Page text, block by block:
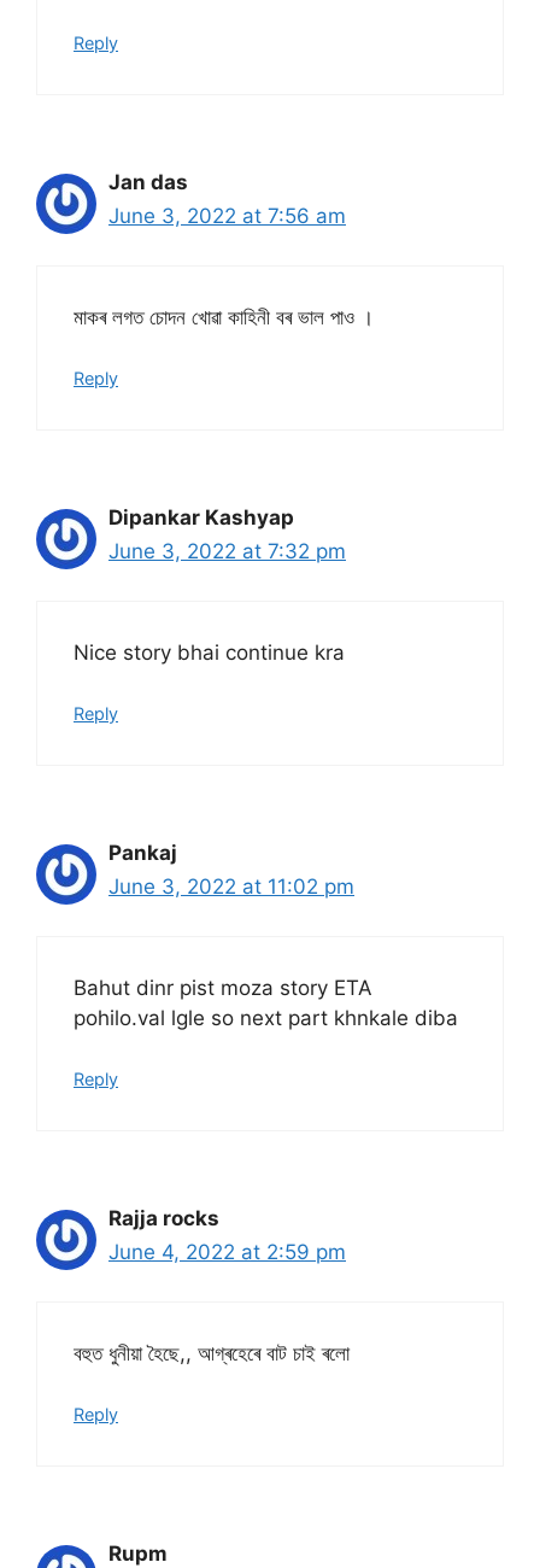
Reply
Jan das
June 3, 2022 at 7:56 am
মাকৰ লগত চোদন খোৱা কাহিনী বৰ ভাল পাও ।
Reply
Dipankar Kashyap
June 3, 2022 at 7:32 pm
Nice story bhai continue kra
Reply
Pankaj
June 3, 2022 at 11:02 pm
Bahut dinr pist moza story ETA
pohilo.val lgle so next part khnkale diba
Reply
Rajja rocks
June 4, 2022 at 2:59 pm
বহুত ধুনীয়া হৈছে,, আগ্ৰহেৰে বাট চাই ৰলো
Reply
Rupm